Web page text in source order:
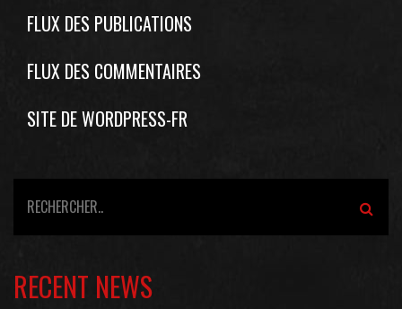
FLUX DES PUBLICATIONS
FLUX DES COMMENTAIRES
SITE DE WORDPRESS-FR
RECENT NEWS